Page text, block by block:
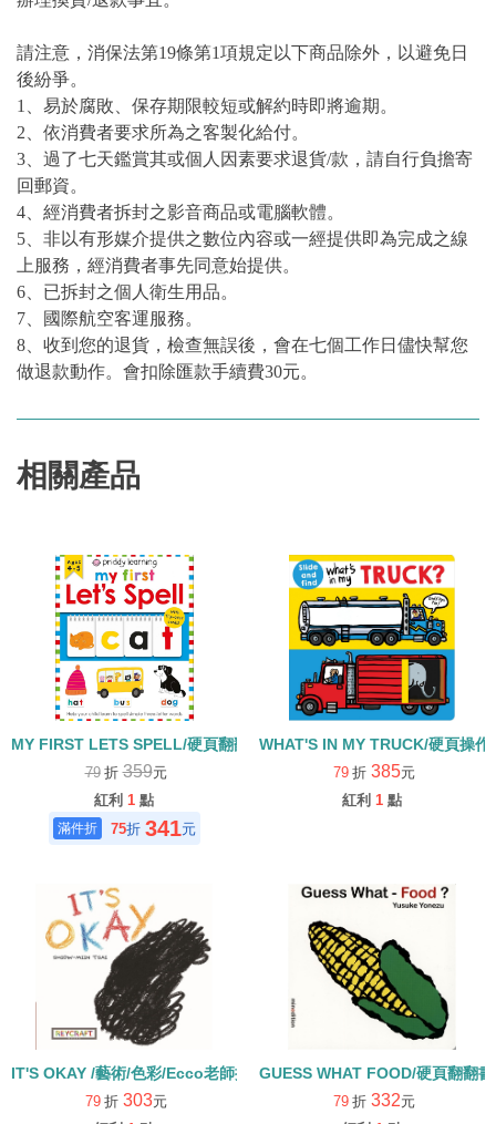
請注意，消保法第19條第1項規定以下商品除外，以避免日
後紛爭。
1、易於腐敗、保存期限較短或解約時即將逾期。
2、依消費者要求所為之客製化給付。
3、過了七天鑑賞其或個人因素要求退貨/款，請自行負擔寄
回郵資。
4、經消費者拆封之影音商品或電腦軟體。
5、非以有形媒介提供之數位內容或一經提供即為完成之線
上服務，經消費者事先同意始提供。
6、已拆封之個人衛生用品。
7、國際航空客運服務。
8、收到您的退貨，檢查無誤後，會在七個工作日儘快幫您
做退款動作。會扣除匯款手續費30元。
相關產品
MY FIRST LETS SPELL/硬頁翻翻書
79 折359元
紅利 1 點
75折 341元
WHAT'S IN MY TRUCK/硬頁操作
79 折 385元
紅利 1 點
IT'S OKAY /藝術/色彩/Ecco老師推薦 幼兒硬頁書
79 折 303元
GUESS WHAT FOOD/硬頁翻翻書
79 折 332元